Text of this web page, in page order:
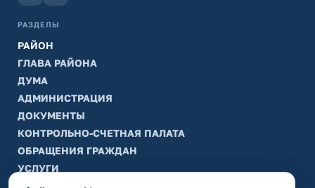
РАЗДЕЛЫ
РАЙОН
ГЛАВА РАЙОНА
ДУМА
АДМИНИСТРАЦИЯ
ДОКУМЕНТЫ
КОНТРОЛЬНО-СЧЕТНАЯ ПАЛАТА
ОБРАЩЕНИЯ ГРАЖДАН
УСЛУГИ
ТИК